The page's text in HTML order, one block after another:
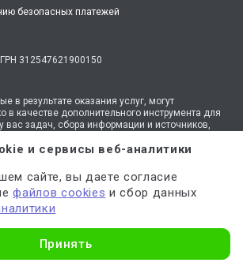
безопасных платежей
312547621900150
в результате оказания услуг, могут
в качестве дополнительного инструмента для
задач, сбора информации и источников,
услуг для студентов по количеству
филиалов). Зона обслуживания онлайн —
cookie исервисы веб-аналитики
и повышения удобства пользования
на их использование, поменяйте
и сервисы веб-аналитики
сайте, вы даете согласие
файлов cookies и сбор данных
Принять